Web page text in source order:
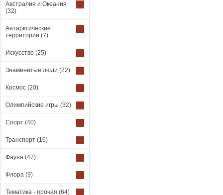
Австралия и Океания
(32)
Антарктические
территории (7)
Искусство (25)
Знаменитые люди (22)
Космос (20)
Олимпийские игры (32)
Спорт (40)
Транспорт (16)
Фауна (47)
Флора (9)
Тематика - прочая (64)